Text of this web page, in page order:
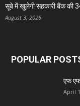
सूबे में खुलेगी सहकारी बैंक की
August 3, 2026
POPULAR
एफ
April